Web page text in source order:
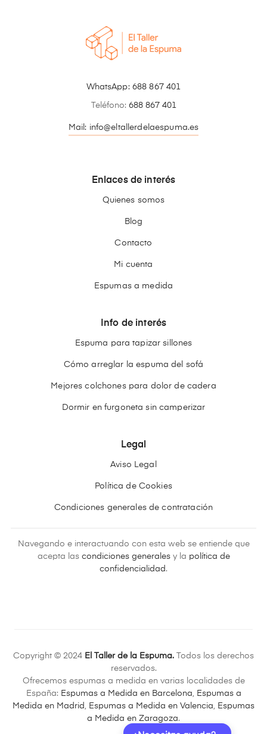
WhatsApp: 688 867 401
Teléfono: 688 867 401
Mail: info@eltallerdelaespuma.es
Enlaces de interés
Quienes somos
Blog
Contacto
Mi cuenta
Espumas a medida
Info de interés
Espuma para tapizar sillones
Cómo arreglar la espuma del sofá
Mejores colchones para dolor de cadera
Dormir en furgoneta sin camperizar
Legal
Aviso Legal
Política de Cookies
Condiciones generales de contratación
Navegando e interactuando con esta web se entiende que
acepta las condiciones generalesy la política de
confidencialidad .
Copyright © 2024 El Taller de la Espuma. Todos los derechos
reservados.
Ofrecemos espumas a medida en varias localidades de
España: Espumas a Medida en Barcelona, Espumas a
Medida en Madrid , Espumas a Medida en Valencia, Espumas
a Medida en Zaragoza.